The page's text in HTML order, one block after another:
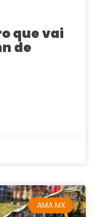
que vai
de
AMA MX